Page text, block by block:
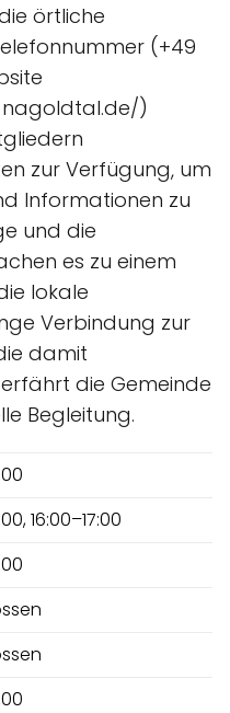
örtliche
(+49
)
zur Verfügung, um
Informationen zu
und die
es zu einem
lokale
Verbindung zur
damit
die Gemeinde
Begleitung.
16:00–17:00